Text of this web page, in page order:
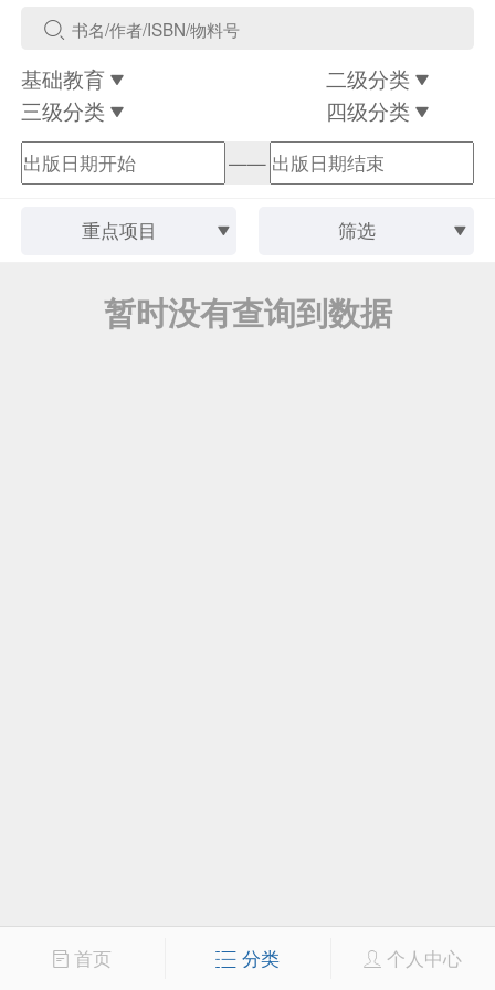
基础教育
二级分类
三级分类
四级分类
——
重点项目 筛选
暂时没有查询到数据
首页 分类 个人中心